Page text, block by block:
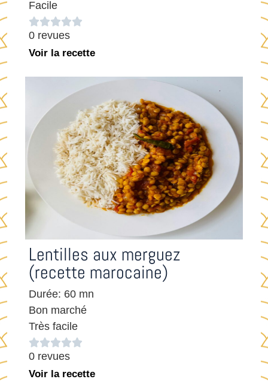
Facile

0 revues
Voir la recette
Lentilles aux merguez
(recette marocaine)
Durée: 60 mn
Bon marché
Très facile

0 revues
Voir la recette